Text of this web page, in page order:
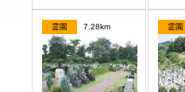
霊園 7.28km 霊園